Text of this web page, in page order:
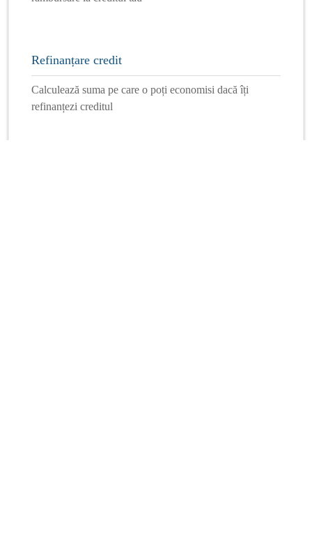
Refinanțare credit
Calculează suma pe care o poți economisi dacă îți
refinanțezi creditul